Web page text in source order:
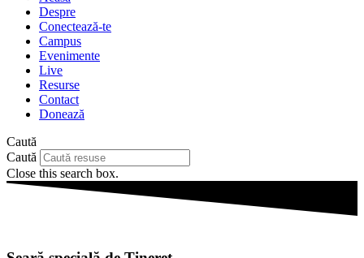
Despre
Conectează-te
Campus
Evenimente
Live
Resurse
Contact
Donează
Caută
Caută
Close this search box.